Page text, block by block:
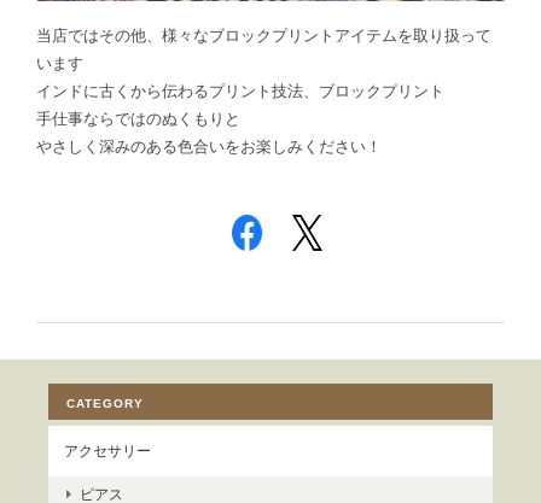
当店ではその他、様々なブロックプリントアイテムを取り扱って
います
インドに古くから伝わるプリント技法、ブロックプリント
手仕事ならではのぬくもりと
やさしく深みのある色合いをお楽しみください！
CATEGORY
アクセサリー
ピアス